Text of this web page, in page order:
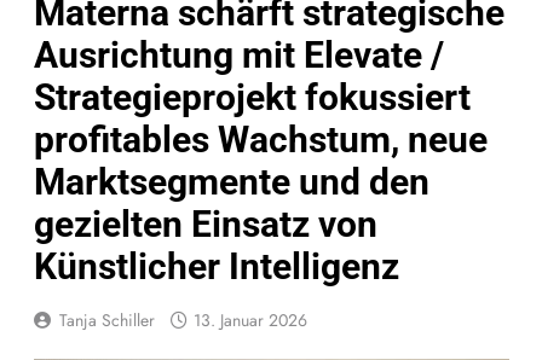
Materna schärft strategische
Ausrichtung mit Elevate /
Strategieprojekt fokussiert
profitables Wachstum, neue
Marktsegmente und den
gezielten Einsatz von
Künstlicher Intelligenz
Tanja Schiller 13. Januar 2026